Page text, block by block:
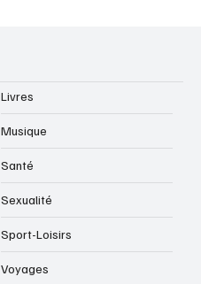
Livres
Musique
Santé
Sexualité
Sport-Loisirs
Voyages